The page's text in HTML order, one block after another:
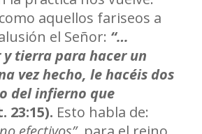
aquellos fariseos a
el Señor: “…
tierra para hacer un
vez hecho, le hacéis dos
del infierno que
23:15). Esto habla de: